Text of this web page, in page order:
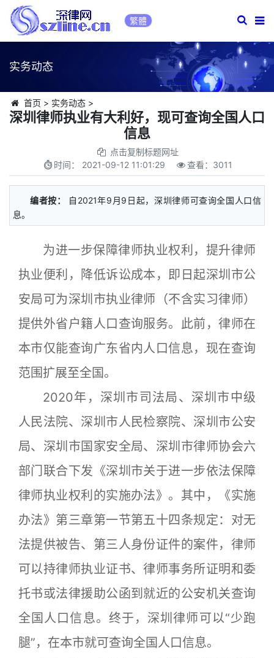
繁體
实务动态
首页 > 实务动态>
深圳律师执业有大利好，现可查询全国人口
信息
点击复制标题网址
时间： 2021-09-12 11:01:29 查看： 3011
编者按：
自2021年9月9日起，深圳律师可查询全国人口信
息。
为进一步保障律师执业权利，提升律师
执业便利，降低诉讼成本，即日起深圳市公
安局可为深圳市执业律师（不含实习律师）
提供外省户籍人口查询服务。此前，律师在
本市仅能查询广东省内人口信息，现在查询
范围扩展至全国。
2020年，深圳市司法局、深圳市中级
人民法院、深圳市人民检察院、深圳市公安
局、深圳市国家安全局、深圳市律师协会六
部门联合下发《深圳市关于进一步依法保障
律师执业权利的实施办法》。其中，《实施
办法》第三章第一节第五十四条规定：对无
法提供被告、第三人身份证件的案件，律师
可以持律师执业证书、律师事务所证明和委
托书或法律援助公函到就近的公安机关查询
全国人口信息。终于，深圳律师可以“少跑
腿”，在本市就可查询全国人口信息。